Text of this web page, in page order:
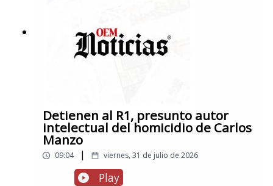
Detienen al R1, presunto autor
intelectual del homicidio de Carlos
Manzo
09:04 | viernes, 31 de julio de 2026
Play